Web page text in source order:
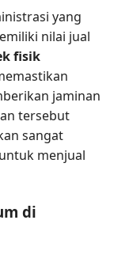
yang
nilai jual
fisik
jaminan
tersebut
sangat
menjual
di